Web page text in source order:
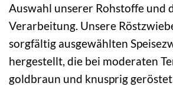
Auswahl unserer Rohstoffe und
Verarbeitung. Unsere
sorgfältig ausgewählten
hergestellt, die bei moderaten
goldbraun und knusprig